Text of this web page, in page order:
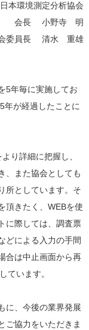
本環境測定分析協会
会長 小野寺 明
会委員長 清水 重雄
5年毎に実施してお
年が経過したことに
り詳細に把握し、
、また協会としても
所としています。そ
頂きたく、WEBを使
に際しては、調査票
どによる入力の手間
合は中止画面から再
ています。
に、今後の業界発展
ご協力をいただきま